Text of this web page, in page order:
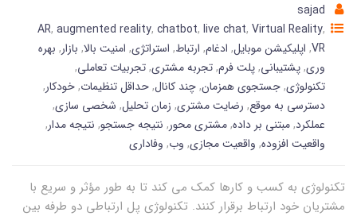
sajad
AR, augmented reality, chatbot, live chat, Virtual Reality,
VR
, اپلیکیشن موبایل, ادغام, ارتباط, استراتژی, امنیت بالا, بازار, بهره
وری,پشتیبانی,پلت فرم,تجربه مشتری,تجربیات تعاملی,
تکنولوژی,جستجوی همزمان,چند کانال,حداقل تنظیمات,خودکار,
دسترسی به موقع, رضایت مشتری, زمان تحلیل, شخصی سازی,
عملکرد,مبتنی بر داده,مشتری محور, نتیجه جستجو, نتیجه مدار,
واقعیت افزوده, واقعیت مجازی, وب, وفاداری
تکنولوژی به کسب و کارها کمک می کند تا به طور مؤثر و سریع با
مشتریان خود ارتباط برقرار کنند. تکنولوژی پل ارتباطی دو طرفه بین